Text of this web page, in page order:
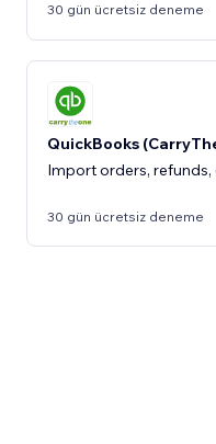
30 gün ücretsiz deneme
QuickBooks
Import orders,
30 gün ücretsiz deneme